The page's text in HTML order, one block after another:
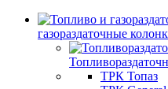
газораздаточные
ТРК Топаз